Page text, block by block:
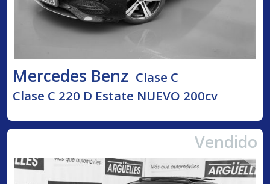
Mercedes Benz Clase C
Clase C 220 D Estate NUEVO 200cv
Vendido